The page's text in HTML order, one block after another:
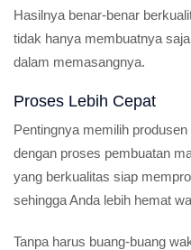
Hasilnya benar-benar
tidak hanya membuatnya
dalam memasangnya.
Proses Lebih Cepat
Pentingnya memilih
dengan proses pembuatan
yang berkualitas siap
sehingga Anda lebih hemat
Tanpa harus buang-buang